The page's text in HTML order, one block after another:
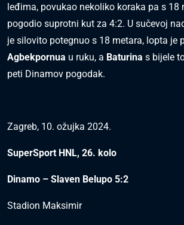
leđima, povukao nekoliko koraka pa s 18
pogodio suprotni kut za 4:2. U sučevoj
je silovito potegnuo s 18 metara, lopta je
Agbekpornua u ruku, a Baturina s bijele
peti Dinamov pogodak.
Zagreb, 10. ožujka 2024.
SuperSport HNL, 26. kolo
Dinamo – Slaven Belupo 5:2
Stadion Maksimir